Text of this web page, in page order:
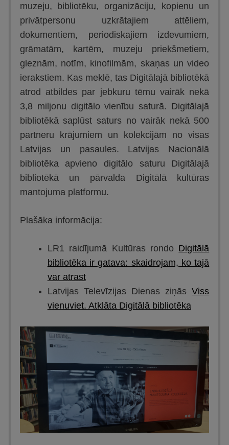
muzeju, bibliotēku, organizāciju, kopienu un
privātpersonu uzkrātajiem attēliem,
dokumentiem, periodiskajiem izdevumiem,
grāmatām, kartēm, muzeju priekšmetiem,
gleznām, notīm, kinofilmām, skaņas un video
ierakstiem. Kas meklē, tas Digitālajā bibliotēkā
atrod atbildes par jebkuru tēmu vairāk nekā
3,8 miljonu digitālo vienību saturā. Digitālajā
bibliotēkā saplūst saturs no vairāk nekā 500
partneru krājumiem un kolekcijām no visas
Latvijas un pasaules. Latvijas Nacionālā
bibliotēka apvieno digitālo saturu Digitālajā
bibliotēkā un pārvalda Digitālā kultūras
mantojuma platformu.
Plašāka informācija:
LR1 raidījumā Kultūras rondo Digitālā
bibliotēka ir gatava: skaidrojam, ko tajā
var atrast
Latvijas Televīzijas Dienas ziņāsViss
vienuviet. Atklāta Digitālā bibliotēka